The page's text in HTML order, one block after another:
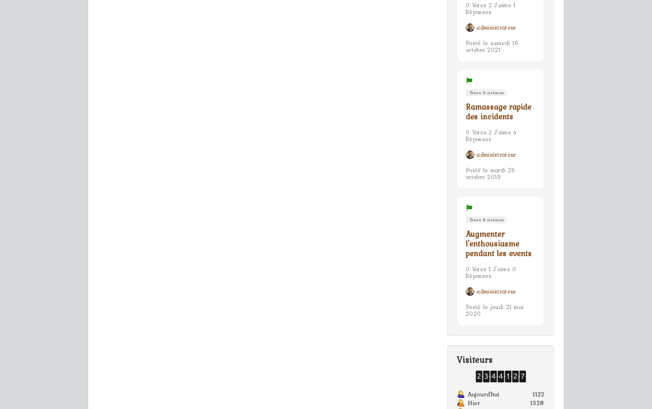
0 Votes 2 J'aime 1
Réponses
administrateur
Posté le samedi 16
octobre 2021
Trucs & astuces
Ramassage rapide
des incidents
0 Votes 2 J'aime 4
Réponses
administrateur
Posté le mardi 29
octobre 2019
Trucs & astuces
Augmenter
l'enthousiasme
pendant les events
0 Votes 1 J'aime 0
Réponses
administrateur
Posté le jeudi 21 mai
2020
Visiteurs
Aujourd'hui
1122
Hier
1328